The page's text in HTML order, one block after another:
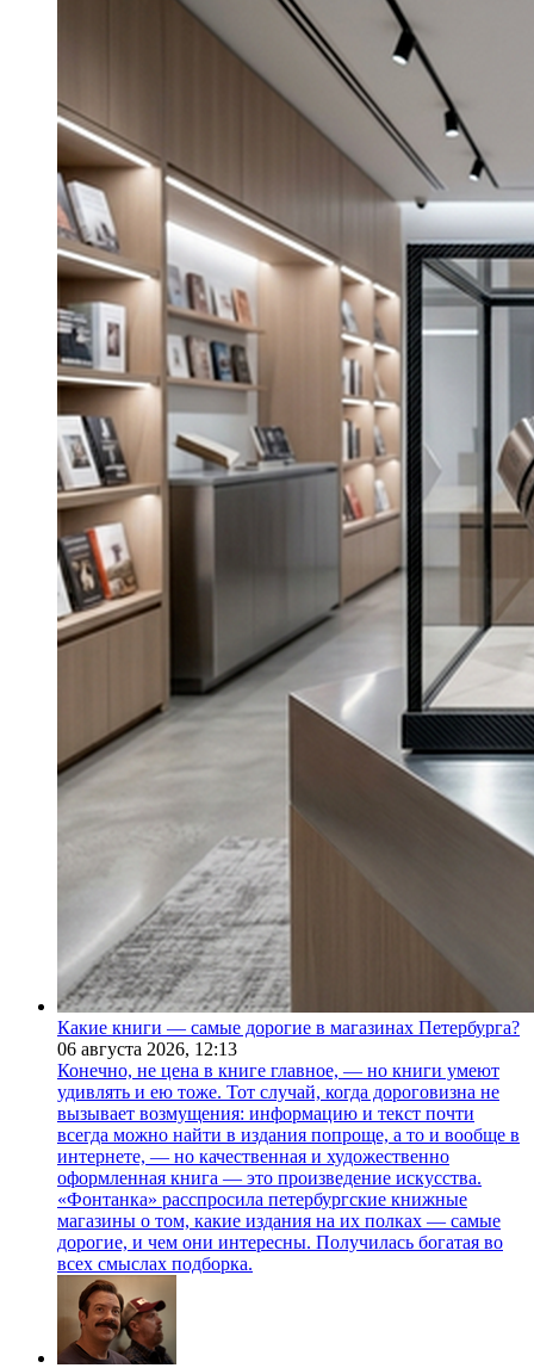
Какие книги — самые дорогие в магазинах Петербурга?
06 августа 2026, 12:13
Конечно, не цена в книге главное, — но книги умеют
удивлять и ею тоже. Тот случай, когда дороговизна не
вызывает возмущения: информацию и текст почти
всегда можно найти в издания попроще, а то и вообще в
интернете, — но качественная и художественно
оформленная книга — это произведение искусства.
«Фонтанка» расспросила петербургские книжные
магазины о том, какие издания на их полках — самые
дорогие, и чем они интересны. Получилась богатая во
всех смыслах подборка.